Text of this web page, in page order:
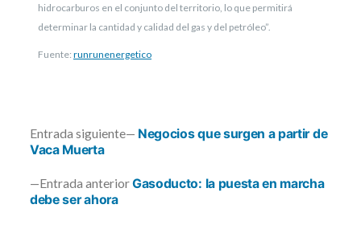
hidrocarburos en el conjunto del territorio, lo que permitirá
determinar la cantidad y calidad del gas y del petróleo”.
Fuente: runrunenergetico
Navegación
de
Entrada anteriorEntrada
Gasoducto: la puesta en marcha
debe ser ahora
Entrada siguiente
Entrada
Negocios que surgen a partir de
Vaca Muerta